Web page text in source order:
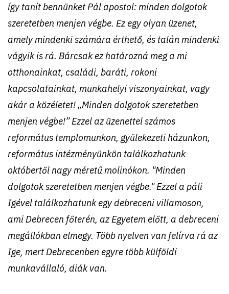
így tanít bennünket Pál apostol: minden dolgotok
szeretetben menjen végbe. Ez egy olyan üzenet,
amely mindenki számára érthető, és talán mindenki
vágyik is rá. Bárcsak ez határozná meg a mi
otthonainkat, családi, baráti, rokoni
kapcsolatainkat, munkahelyi viszonyainkat, vagy
akár a közéletet! „Minden dolgotok szeretetben
menjen végbe!” Ezzel az üzenettel számos
református templomunkon, gyülekezeti házunkon,
református intézményünkön találkozhatunk
októbertől nagy méretű molinókon. "Minden
dolgotok szeretetben menjen végbe." Ezzel a páli
Igével találkozhatunk egy debreceni villamoson,
ami Debrecen főterén, az Egyetem előtt, a debreceni
megállókban elmegy. Több nyelven van felírva rá az
Ige, mert Debrecenben egyre több külföldi
munkavállaló, diák van.